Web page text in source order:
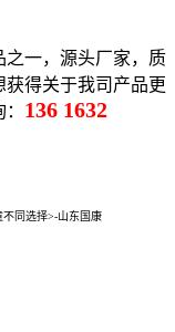
之一，源头厂家，质
得关于我司产品更
136 1632
同选择>-山东国康